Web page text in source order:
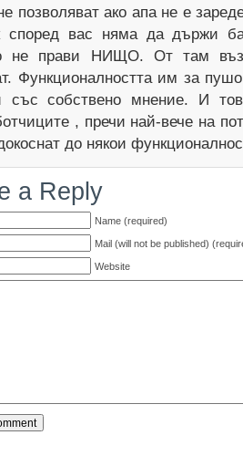
позволяват ако апа не е
според вас няма да държи
не прави НИЩО. От там
Функционалността им за
със собствено мнение. И
, пречи най-вече на
до някои
a Reply
Name (required)
Mail (will not be published)
Website